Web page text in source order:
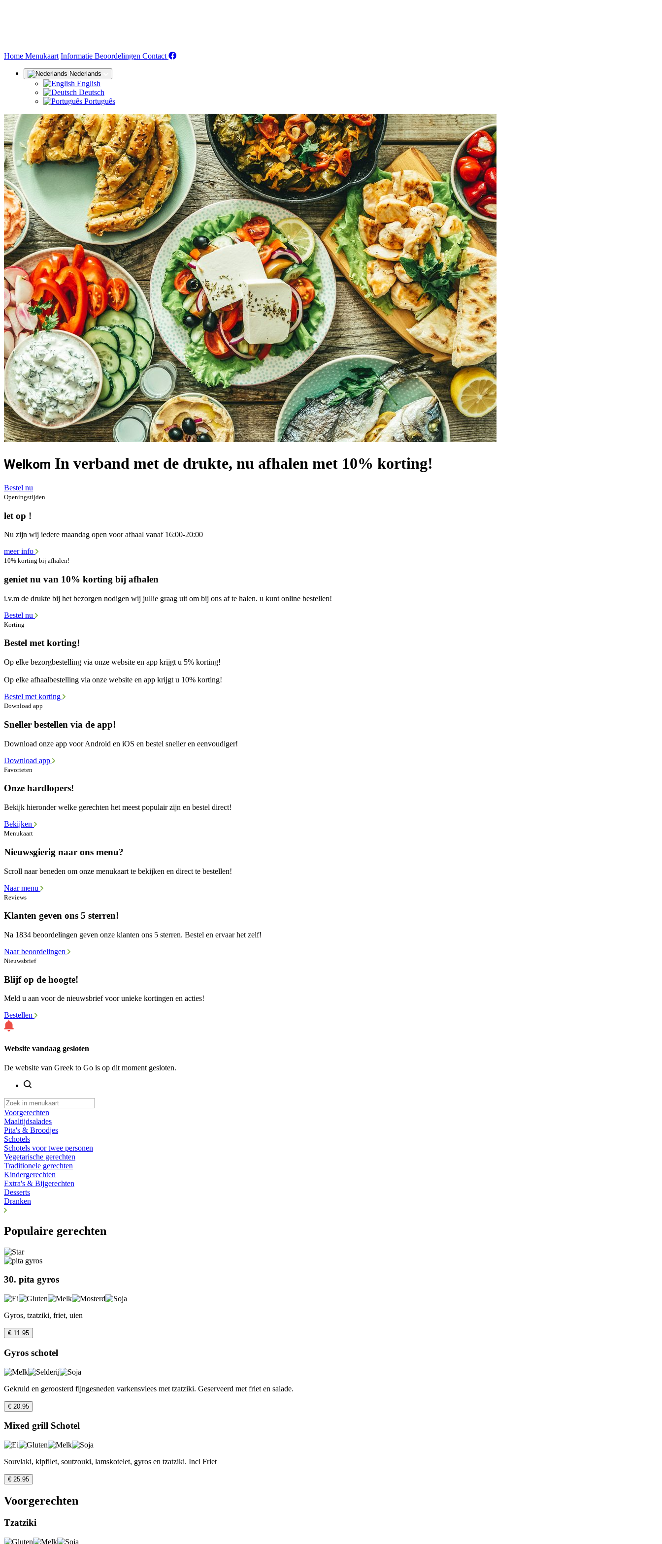
Home (huidige)
Menukaart Informatie Beoordelingen Contact
Nederlands
English
Deutsch
Português
Welkom In verband met de drukte, nu afhalen met 10% korting!
Bestel nu
Openingstijden
let op !
Nu zijn wij iedere maandag open voor afhaal vanaf 16:00-20:00
meer info
10% korting bij afhalen!
geniet nu van 10% korting bij afhalen
i.v.m de drukte bij het bezorgen nodigen wij jullie graag uit om bij ons af te halen. u kunt online bestellen!
Bestel nu
Korting
Bestel met korting!
Op elke bezorgbestelling via onze website en app krijgt u 5% korting!
Op elke afhaalbestelling via onze website en app krijgt u 10% korting!
Bestel met korting
Download app
Sneller bestellen via de app!
Download onze app voor Android en iOS en bestel sneller en eenvoudiger!
Download app
Favorieten
Onze hardlopers!
Bekijk hieronder welke gerechten het meest populair zijn en bestel direct!
Bekijken
Menukaart
Nieuwsgierig naar ons menu?
Scroll naar beneden om onze menukaart te bekijken en direct te bestellen!
Naar menu
Reviews
Klanten geven ons 5 sterren!
Na 1834 beoordelingen geven onze klanten ons 5 sterren. Bestel en ervaar het zelf!
Naar beoordelingen
Nieuwsbrief
Blijf op de hoogte!
Meld u aan voor de nieuwsbrief voor unieke kortingen en acties!
Bestellen
Website vandaag gesloten
De website van Greek to Go is op dit moment gesloten.
Voorgerechten
Maaltijdsalades
Pita's & Broodjes
Schotels
Schotels voor twee personen
Vegetarische gerechten
Traditionele gerechten
Kindergerechten
Extra's & Bijgerechten
Desserts
Dranken
Populaire gerechten
30. pita gyros
Gyros, tzatziki, friet, uien
€ 11.95
Gyros schotel
Gekruid en geroosterd fijngesneden varkensvlees met tzatziki. Geserveerd met friet en salade.
€ 20.95
Mixed grill Schotel
Souvlaki, kipfilet, soutzouki, lamskotelet, gyros en tzatziki. Incl Friet
€ 25.95
Voorgerechten
Tzatziki